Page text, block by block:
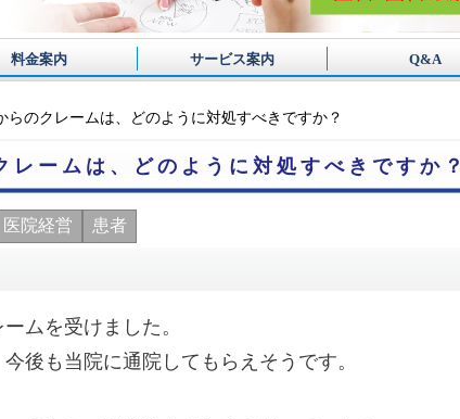
料金案内 サービス案内 Q&A
らのクレームは、どのように対処すべきですか？
ームは、どのように対処すべきですか？
医院経営 患者
ムを受けました。
後も当院に通院してもらえそうです。